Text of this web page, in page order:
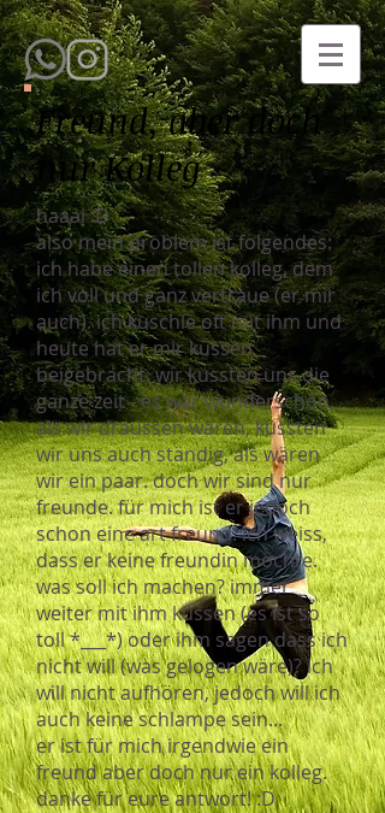
Freund, aber doch
nur Kolleg
haaai :D
also mein problem ist folgendes:
ich habe einen tollen kolleg, dem
ich voll und ganz vertraue (er mir
auch). ich kuschle oft mit ihm und
heute hat er mir küssen
beigebracht. wir küssten uns die
ganze zeit - es war wunderschön.
als wir draussen waren, küssten
wir uns auch ständig, als wären
wir ein paar. doch wir sind nur
freunde. für mich ist er jedoch
schon eine art freund. ich weiss,
dass er keine freundin möchte.
was soll ich machen? immer
weiter mit ihm küssen (es ist so
toll *___*) oder ihm sagen dass ich
nicht will (was gelogen wäre)? ich
will nicht aufhören, jedoch will ich
auch keine schlampe sein...
er ist für mich irgendwie ein
freund aber doch nur ein kolleg.
danke für eure antwort! :D